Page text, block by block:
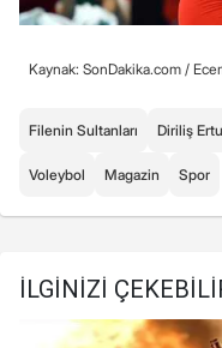
Kaynak: SonDakika.com /
Filenin Sultanları Diriliş
Voleybol Magazin Spor